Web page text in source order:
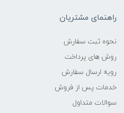
راهنمای مشتریان
نحوه ثبت سفارش
روش های پرداخت
رویه ارسال سفارش
خدمات پس از فروش
سوالات متداول